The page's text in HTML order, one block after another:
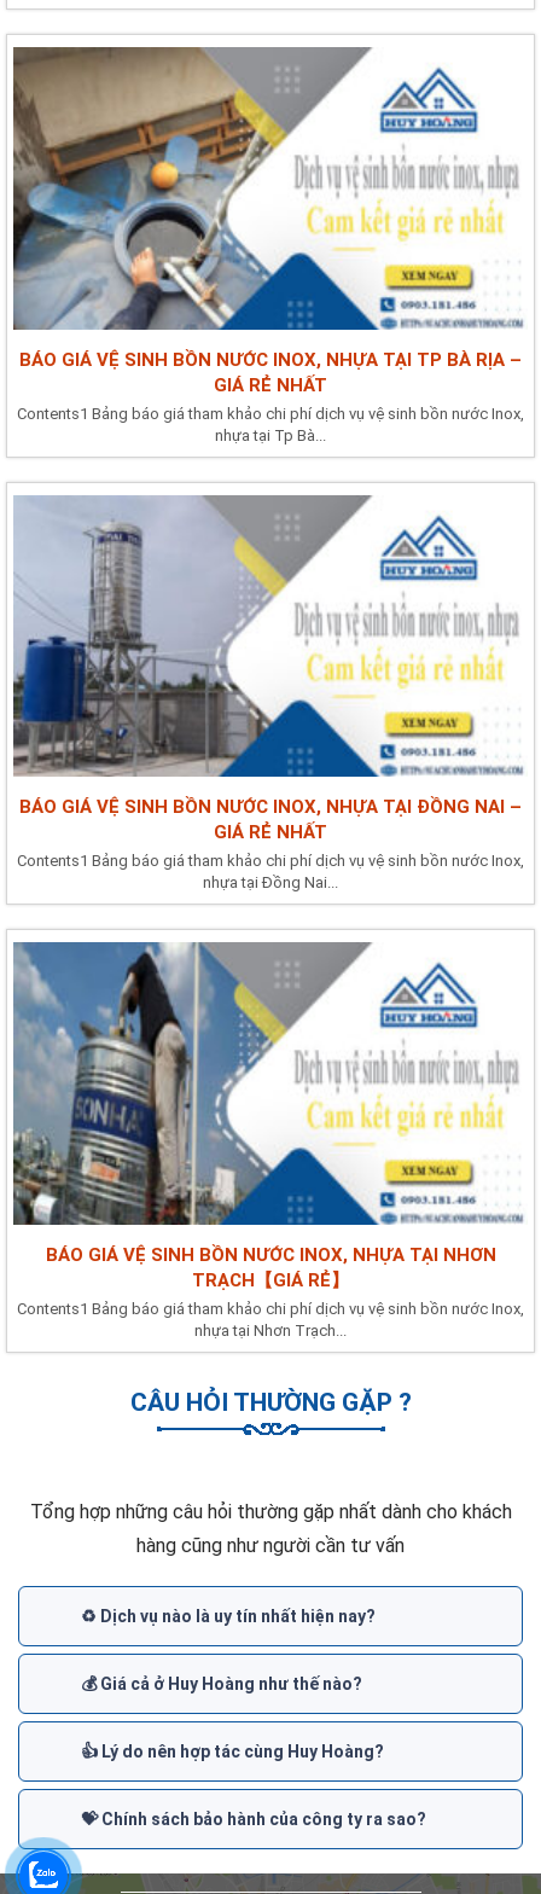
BÁO GIÁ VỆ SINH BỒN NƯỚC INOX, NHỰA TẠI TP BÀ RỊA –
GIÁ RẺ NHẤT
Contents1 Bảng báo giá tham khảo chi phí dịch vụ vệ sinh bồn nước Inox,
nhựa tại Tp Bà...
BÁO GIÁ VỆ SINH BỒN NƯỚC INOX, NHỰA TẠI ĐỒNG NAI –
GIÁ RẺ NHẤT
Contents1 Bảng báo giá tham khảo chi phí dịch vụ vệ sinh bồn nước Inox,
nhựa tại Đồng Nai...
BÁO GIÁ VỆ SINH BỒN NƯỚC INOX, NHỰA TẠI NHƠN
TRẠCH【GIÁ RẺ】
Contents1 Bảng báo giá tham khảo chi phí dịch vụ vệ sinh bồn nước Inox,
nhựa tại Nhơn Trạch...
CÂU HỎI THƯỜNG GẶP ?
Tổng hợp những câu hỏi thường gặp nhất dành cho khách
hàng cũng như người cần tư vấn
♻️ Dịch vụ nào là uy tín nhất hiện nay?
💰 Giá cả ở Huy Hoàng như thế nào?
👍 Lý do nên hợp tác cùng Huy Hoàng?
💝 Chính sách bảo hành của công ty ra sao?